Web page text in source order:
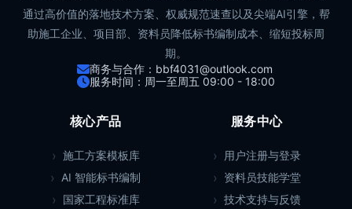
通过高价值的落地技术方案、权威规范速查以及尖端AI引擎，帮
助施工企业、项目部、资料员降低标书编制成本、缩短投标周
期。
商务与合作：bbf4031@outlook.com
服务时间：周一至周五 09:00 - 18:00
核心产品
施工方案模板库
AI 智能标书编制
国家工程标准库
服务中心
用户注册与登录
资料员技能学堂
技术支持与反馈